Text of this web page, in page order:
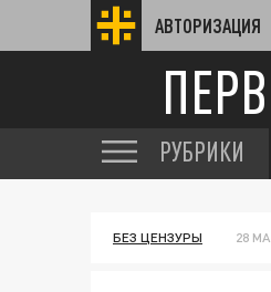
АВТОРИЗАЦИЯ
РУБРИКИ
БЕЗ ЦЕНЗУРЫ 28